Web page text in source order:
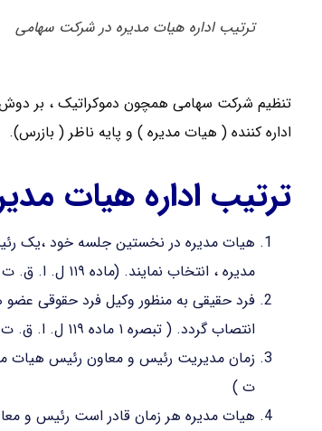
ترتیب اداره هیات مدیره در شرکت سهامی
تنظیم شرکت سهامی همچون دموکراتیک ، بر
اداره کننده ( هیات مدیره ) و پایه ناظر ( بازرس).
ترتیب اداره هیات
هیات مدیره در نخستین جلسه خود ،یک
مدیره ، انتخاب نمایند. (ماده ۱۱۹ ل. ا. ق. ت )
فرد حقیقی به منظور وکیل فرد حقوقی
انتصاب گردد. ( تبصره ۱ ماده ۱۱۹ ل. ا. ق. ت )
ت )